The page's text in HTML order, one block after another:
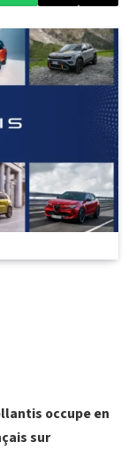
occupe en
sur